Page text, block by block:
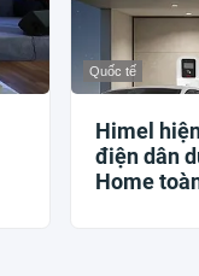
Quốc tế
Himel
điện dân
Home